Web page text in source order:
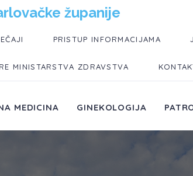
županije
PRISTUP INFORMACIJAMA
MINISTARSTVA ZDRAVSTVA
MEDICINA GINEKOLOGIJA